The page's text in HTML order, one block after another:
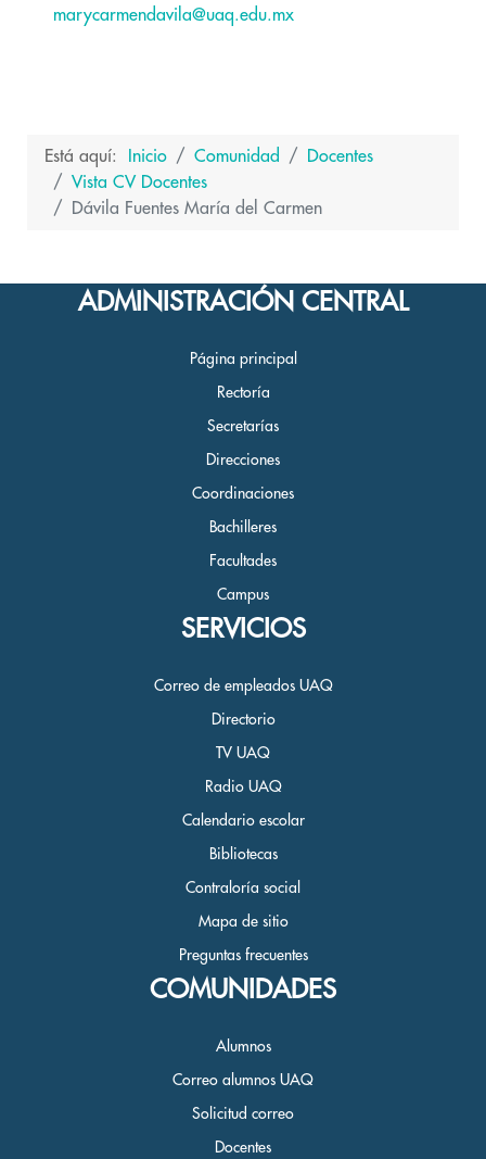
marycarmendavila@uaq.edu.mx
Está aquí: Inicio Comunidad
Docentes
Vista CV Docentes
Dávila Fuentes María del Carmen
ADMINISTRACIÓN CENTRAL
Página principal
Rectoría
Secretarías
Direcciones
Coordinaciones
Bachilleres
Facultades
Campus
SERVICIOS
Correo de empleados UAQ
Directorio
TV UAQ
Radio UAQ
Calendario escolar
Bibliotecas
Contraloría social
Mapa de sitio
Preguntas frecuentes
COMUNIDADES
Alumnos
Correo alumnos UAQ
Solicitud correo
Docentes